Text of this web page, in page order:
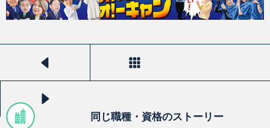
同じ職種・資格のストーリー